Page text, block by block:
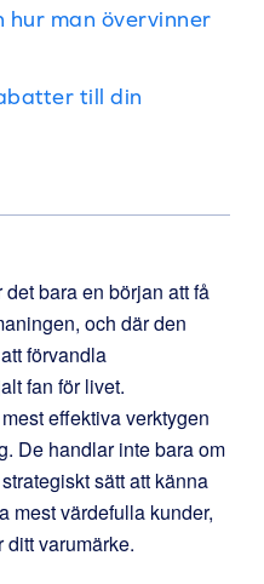
man övervinner
till din
bara en början att få
och där den
förvandla
fan för livet.
effektiva verktygen
De handlar inte bara om
sätt att känna
mest värdefulla kunder,
varumärke.